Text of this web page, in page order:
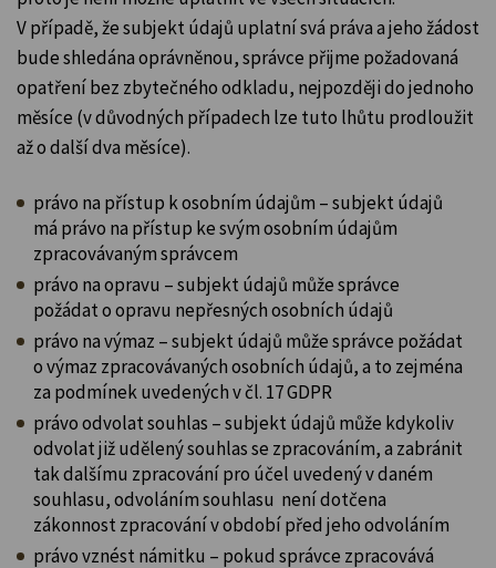
V případě, že subjekt údajů uplatní svá práva a jeho žádost
bude shledána oprávněnou, správce přijme požadovaná
opatření bez zbytečného odkladu, nejpozději do jednoho
měsíce (v důvodných případech lze tuto lhůtu prodloužit
až o další dva měsíce).
právo na přístup k osobním údajům – subjekt údajů
má právo na přístup ke svým osobním údajům
zpracovávaným správcem
právo na opravu – subjekt údajů může správce
požádat o opravu nepřesných osobních údajů
právo na výmaz – subjekt údajů může správce požádat
o výmaz zpracovávaných osobních údajů, a to zejména
za podmínek uvedených v čl. 17 GDPR
právo odvolat souhlas – subjekt údajů může kdykoliv
odvolat již udělený souhlas se zpracováním, a zabránit
tak dalšímu zpracování pro účel uvedený v daném
souhlasu, odvoláním souhlasu není dotčena
zákonnost zpracování v období před jeho odvoláním
právo vznést námitku – pokud správce zpracovává